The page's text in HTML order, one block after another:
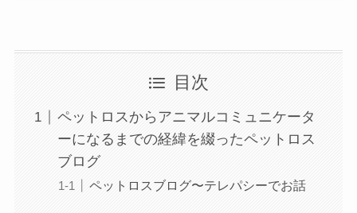
目次
ペットロスからアニマルコミュニケータ
ーになるまでの経緯を綴ったペットロス
ブログ
ペットロスブログ〜テレパシーでお話